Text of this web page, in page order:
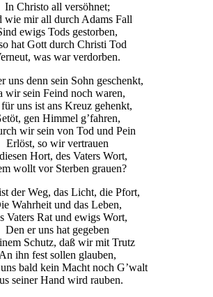
In Christo all versöhnet;
wie mir all durch Adams Fall
ewigs Tods gestorben,
hat Gott durch Christi Tod
was war verdorben.
uns denn sein Sohn geschenkt,
wir sein Feind noch waren,
uns ist ans Kreuz gehenkt,
gen Himmel g’fahren,
wir sein von Tod und Pein
Erlöst, so wir vertrauen
Hort, des Vaters Wort,
wollt vor Sterben grauen?
der Weg, das Licht, die Pfort,
Wahrheit und das Leben,
Vaters Rat und ewigs Wort,
Den er uns hat gegeben
Schutz, daß wir mit Trutz
An ihn fest sollen glauben,
bald kein Macht noch G’walt
seiner Hand wird rauben.